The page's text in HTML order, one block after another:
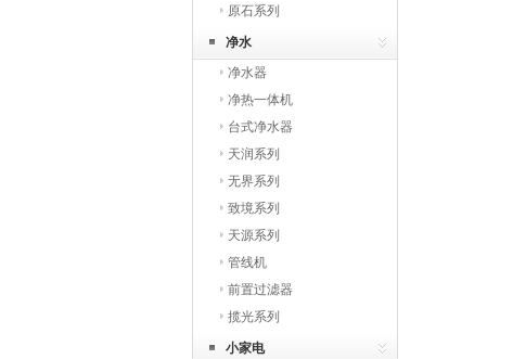
原石系列
净水
净水器
净热一体机
台式净水器
天润系列
无界系列
致境系列
天源系列
管线机
前置过滤器
揽光系列
小家电